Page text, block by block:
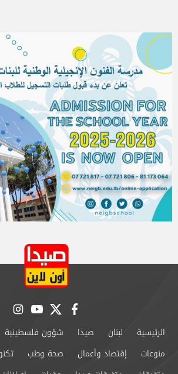
facebook
twitter
youtube
الرئيسية لبنان صيدا شؤون فلسطينية
منوعات
إقتصاد وأعمال صحة وطب